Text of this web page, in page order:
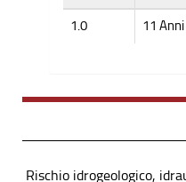
1.0 11 Anni
Rischio idrogeologico,